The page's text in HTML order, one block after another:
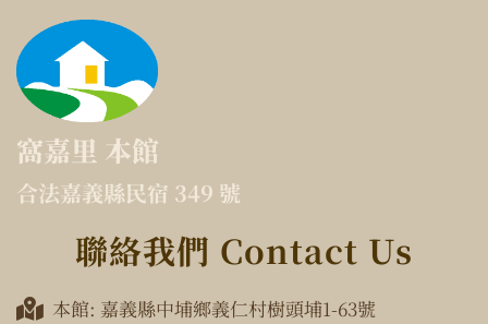
窩嘉里 本館
合法嘉義縣民宿 349 號
聯絡我們 Contact Us
本館: 嘉義縣中埔鄉義仁村樹頭埔1-63號